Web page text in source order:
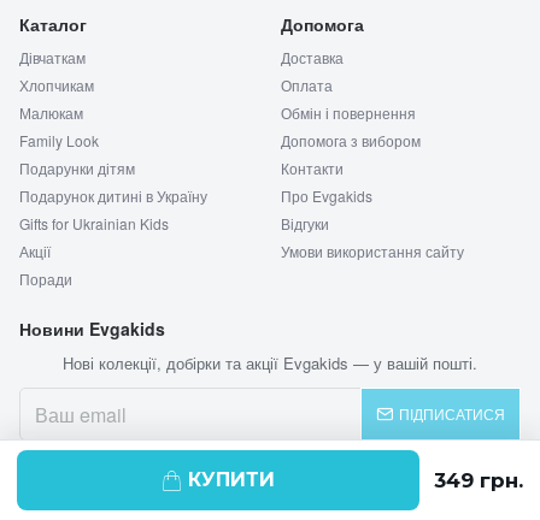
КУПИТИ
Каталог
Дівчаткам
Хлопчикам
Малюкам
Family Look
Подарунки дітям
Подарунок дитині в Україну
Gifts for Ukrainian Kids
Акції
Поради
Допомога
Доставка
Оплата
Обмін і повернення
Допомога з вибором
Контакти
Про Evgakids
Відгуки
Умови використання сайту
Новини Evgakids
Нові колекції, добірки та акції Evgakids — у вашій пошті.
ПІДПИСАТИСЯ